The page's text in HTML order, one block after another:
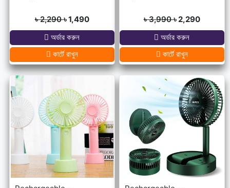
৳ 2,290৳ 1,490
অর্ডার করুন
কার্টে রাখুন
৳ 3,990৳ 2,290
অর্ডার করুন
কার্টে রাখুন